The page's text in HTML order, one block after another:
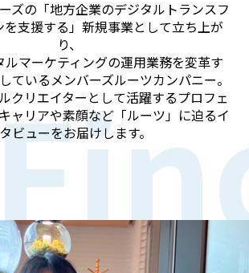
ズの「地方企業のデジタルトランスフ
を支援する」新規事業として立ち上が
り、
マーケティングの運用業務を変革す
ているメンバーズルーツカンパニー。
クリエイターとして活躍するプロフェ
ャリアや素顔など「ルーツ」に迫るイ
ビューをお届けします。